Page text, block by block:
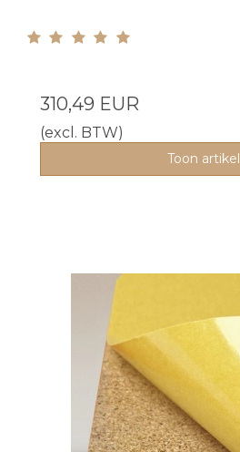
310,49 EUR
(excl. BTW)
Toon artikel